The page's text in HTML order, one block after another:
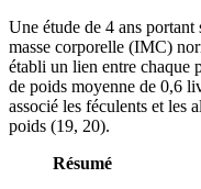
Une étude de 4 ans
masse corporelle (IMC)
établi un lien entre chaque
de poids moyenne de 0,6
associé les féculents et les
poids (19, 20).
Résumé